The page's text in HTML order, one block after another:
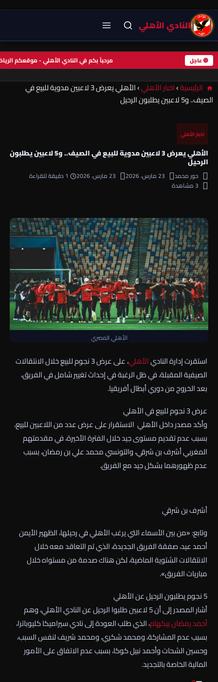
النادي الأهلي
🔴 عاجل مرحباً بكم في النادي الأهلي - موقعكم
الرئيسية›اخبار الأهلي›
الأهلي يعرض 3 لاعبين مدوية للبيع في
الصيف.. و5 لاعبين يطلبون الرحيل
اخبار الأهلي
الأهلي يعرض 3 لاعبين مدوية للبيع في الصيف.. و5 لاعبين يطلبون
الرحيل
حور محمد 23 مارس، 2026 23 مارس، 2026
1 دقيقة للقراءة
3 مشاهدة
الأهلي المصري
استقرت إدارة الناديالأهلي
، على عرض 3 نجوم للبيع خلال الانتقالات
الصيفية المقبلة، في ظل الرغبة في إحداث تغيير شامل في الفريق،
بعد الخروج من دوري أبطال أفريقيا.
عرض 3 نجوم للبيع في الأهلي
وأكد مصدر داخل الأهلي الاستقرار على عرض عدد من اللاعبين للبيع،
بسبب عدم تقديم مستوى جيد خلال الفترة الأخيرة، في مقدمتهم
المغربي أشرف بن شرقي، والتونسي محمد علي بن رمضان، بسبب
عدم ظهورهما بشكل جيد مع الفريق.
أشرف بن شرقي
وتابع: «من بين الأسماء التي يرغب الأهلي في رحيلها، الظهير الأيمن
أحمد عيد، صفقة الفريق الجديدة، الذي تم التعاقد معه خلال
الانتقالات الشتوية الماضية، لكن هناك صدمة من مستواه خلال
مباريات الفريق».
5 نجوم يطلبون الرحيل عن الأهلي
أشار المصدر إلى أن 5 لاعبين طلبوا الرحيل عن النادي الأهلي، وهم
أحمد رمضان بيكهام، الذي طلب العودة إلى نادي سيراميكا كليوباترا،
بسبب عدم المشاركة، ومحمد شكري، ومحمد شريف لنفس السبب،
وحسين الشحات وأحمد نبيل كوكا، بسبب عدم الاتفاق على الأمور
المالية الخاصة بالتجديد.